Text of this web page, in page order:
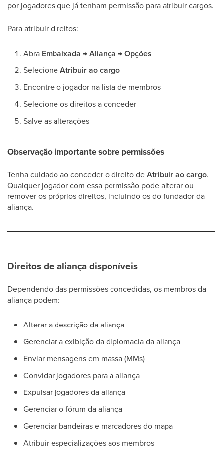
por jogadores que já tenham permissão para atribuir cargos.
Para atribuir direitos:
Abra Embaixada → Aliança → Opções
SelecioneAtribuir ao cargo
Encontre o jogador na lista de membros
Selecione os direitos a conceder
Salve as alterações
Observação importante sobre permissões
Tenha cuidado ao conceder o direito deAtribuir ao cargo.
Qualquer jogador com essa permissão pode alterar ou
remover os próprios direitos, incluindo os do fundador da
aliança.
Direitos de aliança disponíveis
Dependendo das permissões concedidas, os membros da
aliança podem:
Alterar a descrição da aliança
Gerenciar a exibição da diplomacia da aliança
Enviar mensagens em massa (MMs)
Convidar jogadores para a aliança
Expulsar jogadores da aliança
Gerenciar o fórum da aliança
Gerenciar bandeiras e marcadores do mapa
Atribuir especializações aos membros